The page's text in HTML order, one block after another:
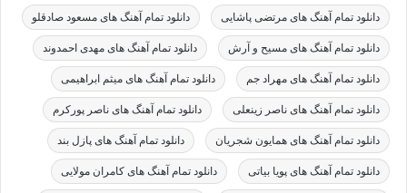
دانلود تمام آهنگ های مرتضی پاشایی دانلود تمام آهنگ های مسعود صادقلو
دانلود تمام آهنگ های مسیح و آرش دانلود تمام آهنگ های مهدی احمدوند
دانلود تمام آهنگ های مهراد جم دانلود تمام آهنگ های میثم ابراهیمی
دانلود تمام آهنگ های ناصر زینعلی دانلود تمام آهنگ های ناصر پورکرم
دانلود تمام آهنگ های همایون شجریان دانلود تمام آهنگ های پازل بند
دانلود تمام آهنگ های پویا بیاتی دانلود تمام آهنگ های کامران مولایی